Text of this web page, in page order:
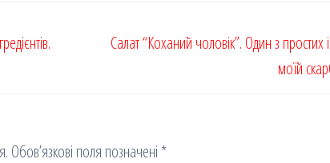
Салат “Коханий чоловік”. Один з простих
моїй
Обов’язкові поля позначені *